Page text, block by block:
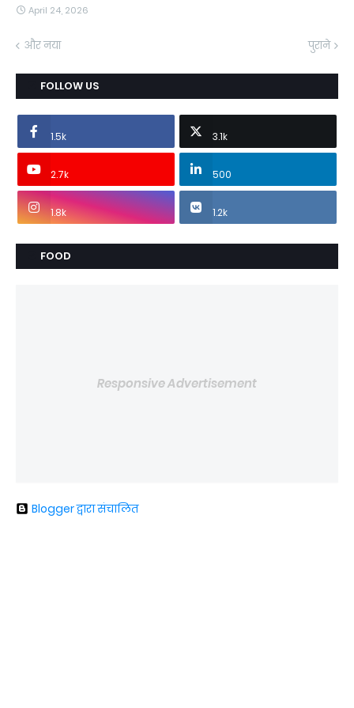
April 24, 2026
और नया पुराने
FOLLOW US
1.5k 3.1k
2.7k 500
1.8k 1.2k
FOOD
Responsive Advertisement
Blogger द्वारा संचालित